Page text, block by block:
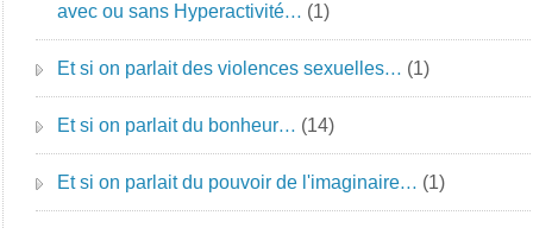
avec ou sans Hyperactivité… (1)
Et si on parlait des violences sexuelles… (1)
Et si on parlait du bonheur… (14)
Et si on parlait du pouvoir de l'imaginaire… (1)